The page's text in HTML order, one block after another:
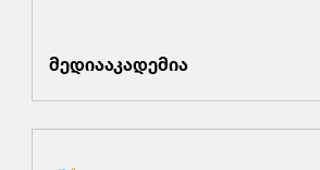
მედიააკადემია